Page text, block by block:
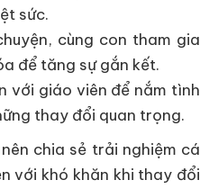
sức.
cùng con tham gia
để tăng sự gắn kết.
với giáo viên để nắm tình
thay đổi quan trọng.
chia sẻ trải nghiệm cá
với khó khăn khi thay đổi